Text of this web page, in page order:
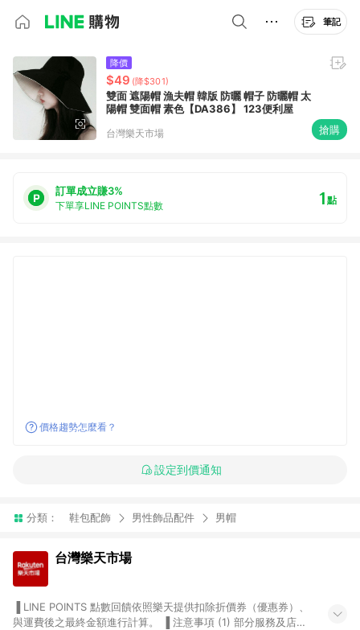
筆記
降價
$49 (降$301)
雙面 遮陽帽 漁夫帽 韓版 防曬 帽子 防曬帽 太
陽帽 雙面帽 素色【DA386】 123便利屋
台灣樂天市場 搶購
訂單成立賺3%
下單享LINE POINTS點數 1點
價格趨勢怎麼看？
設定到價通知
分類： 鞋包配飾 男性飾品配件 男帽
台灣樂天市場
與運費後之最終金額進行計算。 ▐ 注意事項 (1) 部分服務及店家